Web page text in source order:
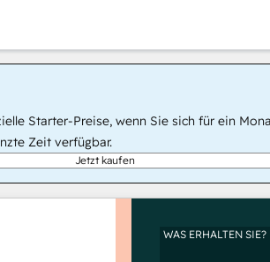
Starter-Preise, wenn Sie sich für ein
Zeit verfügbar.
Jetzt kaufen
WAS ERHALTEN SIE?